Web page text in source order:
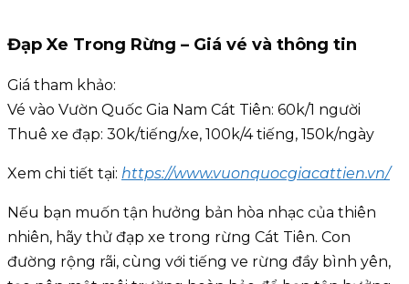
Đạp Xe Trong Rừng – Giá vé và thông tin
Giá tham khảo:
Vé vào Vườn Quốc Gia Nam Cát Tiên: 60k/1 người
Thuê xe đạp: 30k/tiếng/xe, 100k/4 tiếng, 150k/ngày
Xem chi tiết tại: https://www.vuonquocgiacattien.vn/
Nếu bạn muốn tận hưởng bản hòa nhạc của thiên
nhiên, hãy thử đạp xe trong rừng Cát Tiên. Con
đường rộng rãi, cùng với tiếng ve rừng đầy bình yên,